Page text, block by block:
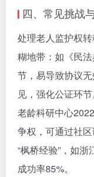
四、常见挑战
处理老人监护权
糊地带：如《民
节，易导致协议
见，强化公证环
老龄科研中心
争权，可通过社
“枫桥经验”，如
成功率85%。